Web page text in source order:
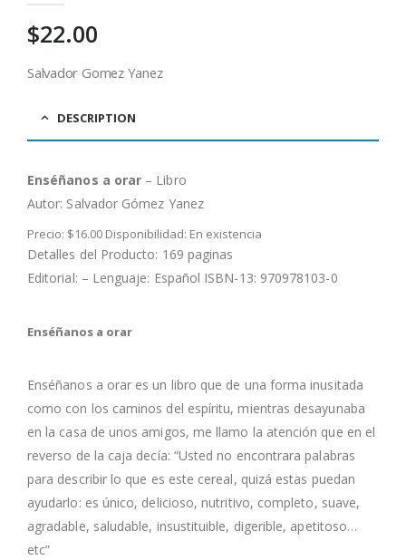
$22.00
Salvador Gomez Yanez
DESCRIPTION
Enséñanos a orar – Libro
Autor: Salvador Gómez Yanez
Precio: $16.00 Disponibilidad: En existencia
Detalles del Producto: 169 paginas
Editorial: – Lenguaje: Español ISBN-13: 970978103-0
Enséñanos a orar
Enséñanos a orar es un libro que de una forma inusitada
como con los caminos del espíritu, mientras desayunaba
en la casa de unos amigos, me llamo la atención que en el
reverso de la caja decía: “Usted no encontrara palabras
para describir lo que es este cereal, quizá estas puedan
ayudarlo: es único, delicioso, nutritivo, completo, suave,
agradable, saludable, insustituible, digerible, apetitoso…
etc”